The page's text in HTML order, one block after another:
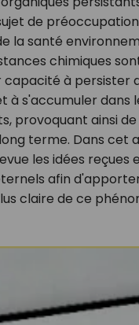
de
la santé
chimiques
capacité à persister
à s'accumuler dans
provoquant ainsi
terme. Dans cet
les idées reçues
afin
claire de ce